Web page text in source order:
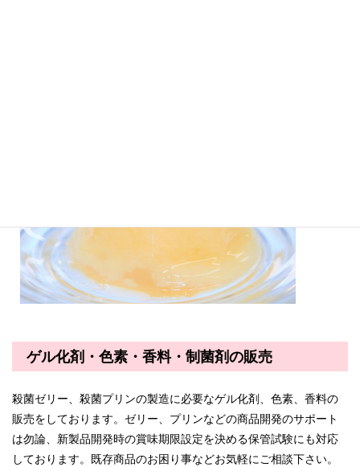
ゲル化剤・色素・香料・制菌剤の販売
殺菌ゼリー、殺菌プリンの製造に必要なゲル化剤、色素、香料の
販売をしております。ゼリー、プリンなどの商品開発のサポート
は勿論、新製品開発時の賞味期限設定を決める保管試験にも対応
しております。既存商品のお困り事などお気軽にご相談下さい。